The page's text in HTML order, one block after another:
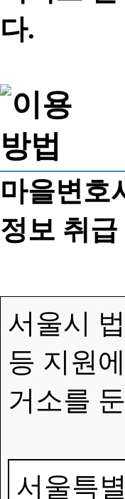
다.
마을변호
정보 취
서울시
등 지원
거소를
서울특